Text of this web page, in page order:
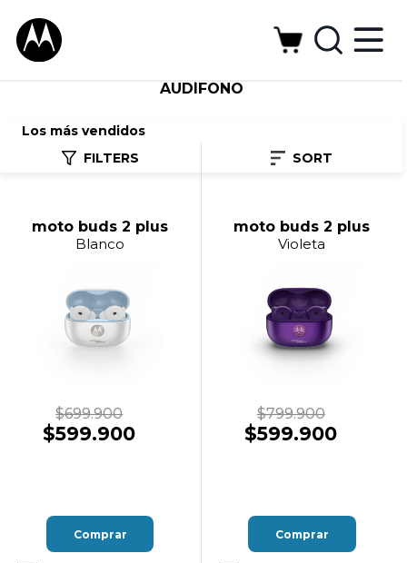
AUDÍFONO
Los más vendidos
FILTERS
SORT
moto buds 2 plus
Blanco
$699.900
$599.900
Comprar
moto buds 2 plus
Violeta
$799.900
$599.900
Comprar